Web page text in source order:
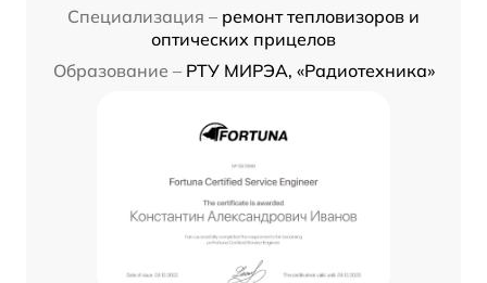
Специализация – ремонт тепловизоров и
оптических прицелов
Образование – РТУ МИРЭА, «Радиотехника»